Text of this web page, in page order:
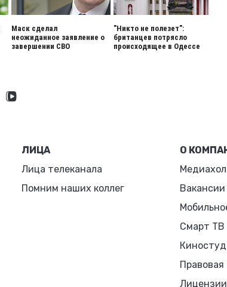
Маск сделал
неожиданное заявление о
завершении СВО
"Никто не полезет":
британцев потрясло
происходящее в Одессе
ЛИЦА
Лица телеканала
Помним наших коллег
О
Вакансии
Смарт ТВ
Лицензии